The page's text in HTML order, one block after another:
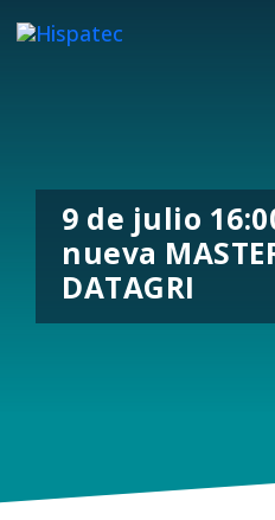
9 de julio
nueva
DATAGRI